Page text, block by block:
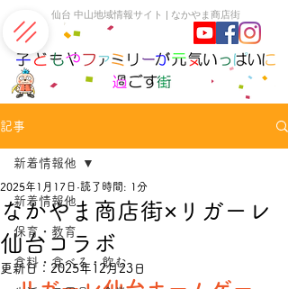
​仙台 中山地域情報サイト | なかやま商店街
記事
新着情報他
保育・教育
食料・食べる・飲む
新着情報他
なかやま商店街×リガーレ
仙台コラボ
2025年1月17日 読了時間: 1分
更新日： 2025年12月23日